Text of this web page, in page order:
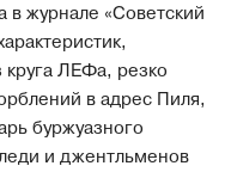
в журнале «Советский
ЛЕФа, резко
в адрес Пиля,
буржуазного
и джентльменов